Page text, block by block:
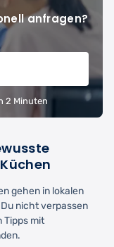
anfragen?
2 Minuten
gehen in lokalen
nicht verpassen
Tipps mit